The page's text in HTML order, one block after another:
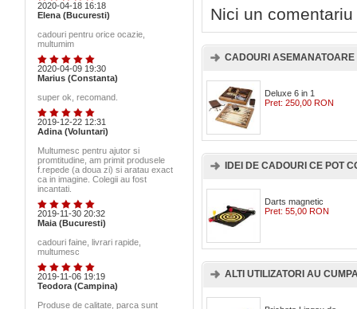
2020-04-18 16:18
Elena (Bucuresti)
cadouri pentru orice ocazie,
multumim
2020-04-09 19:30
Marius (Constanta)
super ok, recomand.
2019-12-22 12:31
Adina (Voluntari)
Multumesc pentru ajutor si
promtitudine, am primit produsele
f.repede (a doua zi) si aratau exact
ca in imagine. Colegii au fost
incantati.
2019-11-30 20:32
Maia (Bucuresti)
cadouri faine, livrari rapide,
multumesc
2019-11-06 19:19
Teodora (Campina)
Produse de calitate, parca sunt
Nici un comentariu
CADOURI ASEMANATOARE
Deluxe 6 in 1
Pret: 250,00 RON
IDEI DE CADOURI CE POT
Darts magnetic
Pret: 55,00 RON
ALTI UTILIZATORI AU